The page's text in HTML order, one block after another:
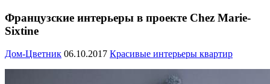
Французские интерьеры в проекте Chez Marie-
Sixtine
Дом-Цветник 06.10.2017 Красивые интерьеры квартир